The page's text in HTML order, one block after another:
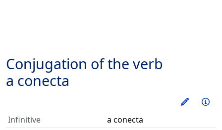
Conjugation of the verb
a conecta
Train
Infinitive
a conecta